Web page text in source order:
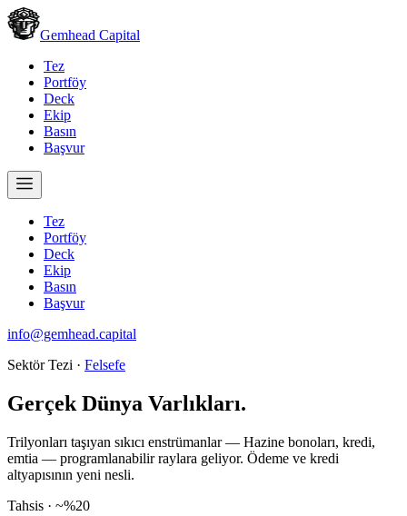
Gemhead Capital
Tez
Portföy
Deck
Ekip
Basın
Başvur
Tez
Portföy
Deck
Ekip
Basın
Başvur
info@gemhead.capital
Sektör Tezi · Felsefe
Gerçek Dünya Varlıkları.
Trilyonları taşıyan sıkıcı enstrümanlar — Hazine bonoları, kredi,
emtia — programlanabilir raylara geliyor. Ödeme ve kredi
altyapısının yeni nesli.
Tahsis · ~%20